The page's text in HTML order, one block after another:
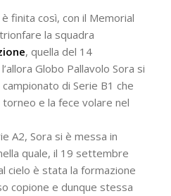
finita così, con il Memorial
la squadra
, quella del 14
Globo Pallavolo Sora si
di Serie B1 che
e la fece volare nel
A2, Sora si è messa in
quale, il 19 settembre
cielo è stata la formazione
copione e dunque stessa